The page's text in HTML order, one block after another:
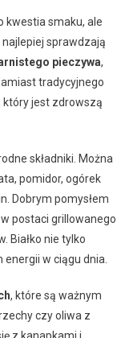
kwestia smaku, ale
sprawdzają
pieczywa,
tradycyjnego
który jest zdrowszą
składniki. Można
pomidor, ogórek
Dobrym pomysłem
w postaci grillowanego
Białko nie tylko
w ciągu dnia.
, które są ważnym
czy oliwa z